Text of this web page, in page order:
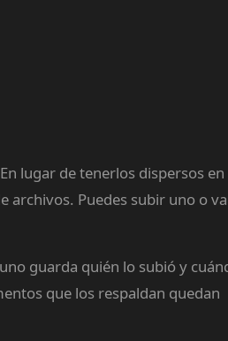
lugar de tenerlos dispersos en
archivos. Puedes subir uno o
guarda quién lo subió y
que los respaldan quedan